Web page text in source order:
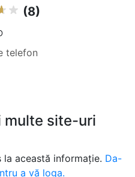
(8)
telefon
multe site-uri
această informație. Da-
a vă loga.